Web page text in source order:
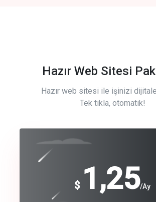
Hazır Web Sitesi
Hazır web sitesi ile işinizi dijitale
Tek tıkla, otomatik!
$ 1,25/Ay
Free
Basic